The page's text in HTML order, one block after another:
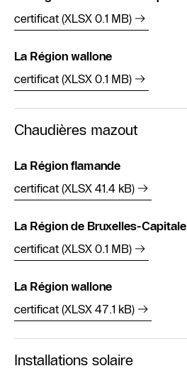
certificat (XLSX 0.1 MB)
La Région wallone
certificat (XLSX 0.1 MB)
Chaudières mazout
La Région flamande
certificat (XLSX 41.4 kB)
La Région de Bruxelles-Capitale
certificat (XLSX 0.1 MB)
La Région wallone
certificat (XLSX 47.1 kB)
Installations solaire